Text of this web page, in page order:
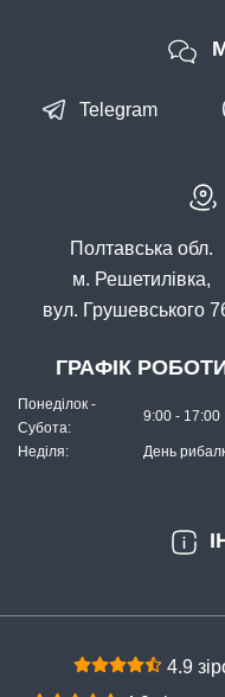
#12059
21 грн
Волосінь Winner
21 грн
Полтавська обл.
м. Решетилівка,
вул. Грушевського
ГРАФІК
Понеділок -
Субота:
9:00 - 17:00
Неділя: День
Telegram
4.9